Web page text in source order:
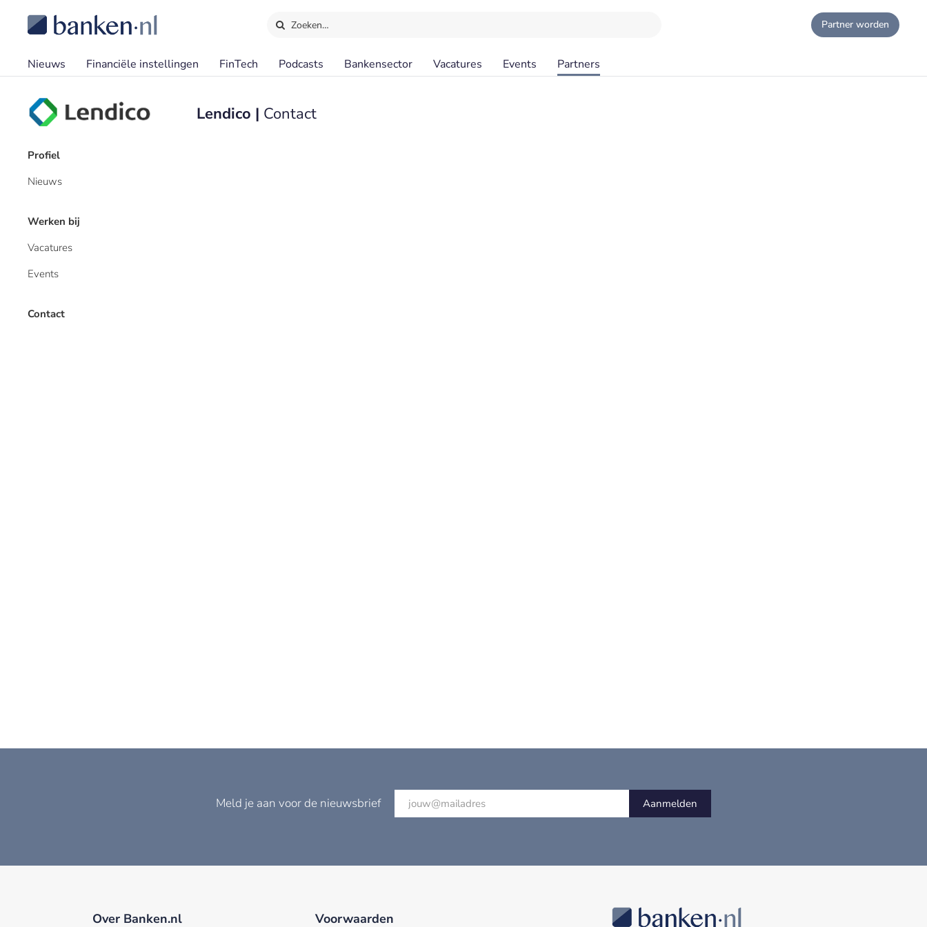
Zoeken… Partner worden
Nieuws Financiële instellingen FinTech Podcasts Bankensector Vacatures Events Partners
Profiel
Nieuws
Werken bij
Vacatures
Events
Contact
Lendico | Contact
Meld je aan voor de nieuwsbrief Aanmelden
Over Banken.nl Voorwaarden